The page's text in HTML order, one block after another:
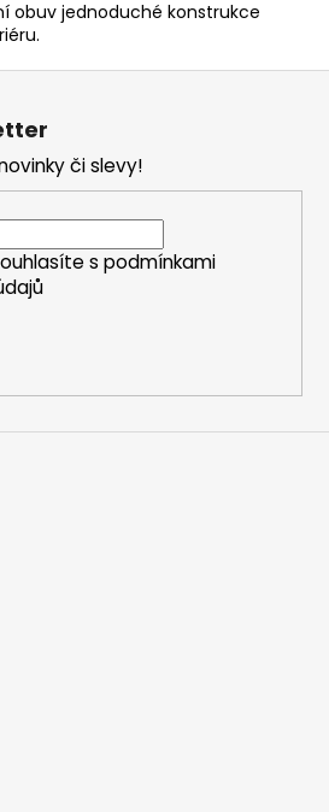
obuv jednoduché konstrukce
či slevy!
s podmínkami